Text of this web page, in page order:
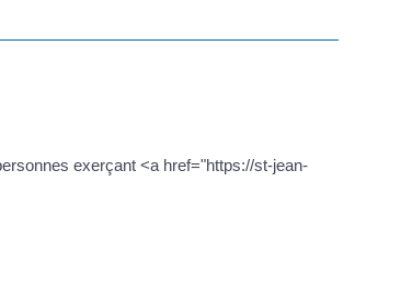
exerçant <a href="https://st-jean-